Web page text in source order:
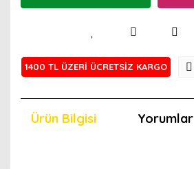
1400 TL ÜZERİ ÜCRETSİZ KARGO
Ürün Bilgisi Yorumlar